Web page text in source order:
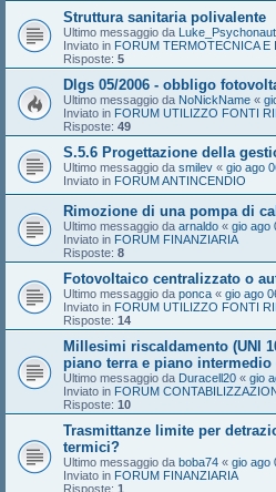
Struttura sanitaria polivalente
Ultimo messaggio da Luke_Psychonaut
Inviato in FORUM TERMOTECNICA E
Risposte: 5
Dlgs 05/2006 - obbligo
Ultimo messaggio da NoNickName «
Inviato in FORUM UTILIZZO FONTI
Risposte: 49
S.5.6 Progettazione della
Ultimo messaggio da smilev « gio ago
Inviato in FORUM ANTINCENDIO
Rimozione di una pompa di
Ultimo messaggio da arnaldo « gio ago
Inviato in FORUM FINANZIARIA
Risposte: 8
Fotovoltaico centralizzato o
Ultimo messaggio da ponca « gio ago
Inviato in FORUM UTILIZZO FONTI
Risposte: 14
Millesimi riscaldamento (UNI
piano terra e piano intermedio
Ultimo messaggio da Duracell20 « gio
Inviato in FORUM
Risposte: 10
Trasmittanze limite per
termici?
Ultimo messaggio da boba74 « gio ago
Inviato in FORUM FINANZIARIA
Risposte: 1